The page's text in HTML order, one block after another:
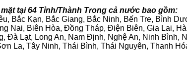
tại 64 Tỉnh/Thành Trong cả nước bao gồm:
Bắc Kạn, Bắc Giang, Bắc Ninh, Bến Tre, Bình
Nai, Biên Hòa, Đồng Tháp, Điện Biên, Gia Lai,
Đà Lạt, Long An, Nam Định, Nghệ An, Ninh Bình,
La, Tây Ninh, Thái Bình, Thái Nguyên, Thanh